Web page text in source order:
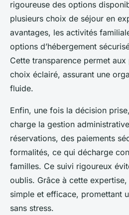
rigoureuse des options
plusieurs choix de séjour en
avantages, les activités
options d’hébergement
Cette transparence permet
choix éclairé, assurant une
fluide.
Enfin, une fois la décision
charge la gestion
réservations, des paiements
formalités, ce qui décharge
familles. Ce suivi rigoureux
oublis. Grâce à cette
simple et efficace, promettant
sans stress.